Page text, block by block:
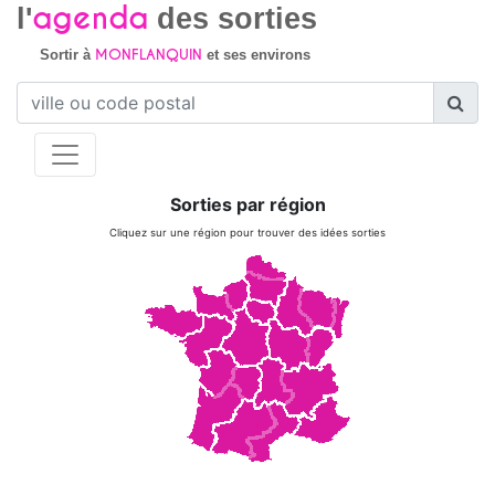
l'agenda des sorties
Sortir à MONFLANQUIN et ses environs
Sorties par région
Cliquez sur une région pour trouver des idées sorties